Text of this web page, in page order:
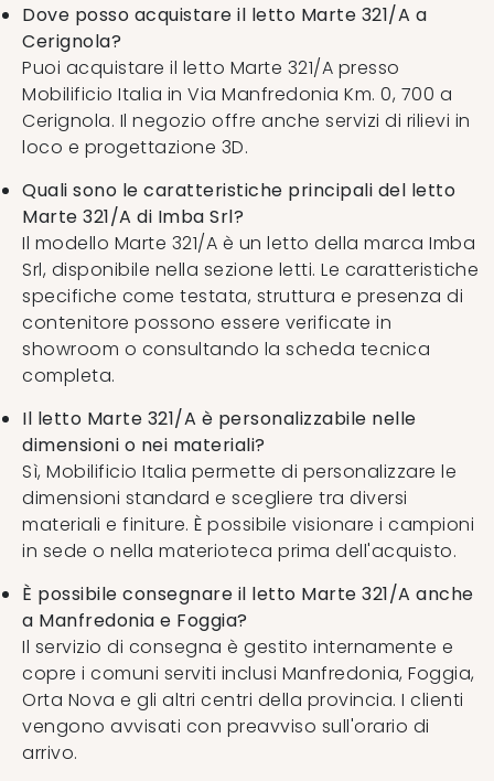
Dove posso acquistare il letto Marte 321/A a
Cerignola?
Puoi acquistare il letto Marte 321/A presso
Mobilificio Italia in Via Manfredonia Km. 0, 700 a
Cerignola. Il negozio offre anche servizi di rilievi in
loco e progettazione 3D.
Quali sono le caratteristiche principali del letto
Marte 321/A di Imba Srl?
Il modello Marte 321/A è un letto della marca Imba
Srl, disponibile nella sezione letti. Le caratteristiche
specifiche come testata, struttura e presenza di
contenitore possono essere verificate in
showroom o consultando la scheda tecnica
completa.
Il letto Marte 321/A è personalizzabile nelle
dimensioni o nei materiali?
Sì, Mobilificio Italia permette di personalizzare le
dimensioni standard e scegliere tra diversi
materiali e finiture. È possibile visionare i campioni
in sede o nella materioteca prima dell'acquisto.
È possibile consegnare il letto Marte 321/A anche
a Manfredonia e Foggia?
Il servizio di consegna è gestito internamente e
copre i comuni serviti inclusi Manfredonia, Foggia,
Orta Nova e gli altri centri della provincia. I clienti
vengono avvisati con preavviso sull'orario di
arrivo.